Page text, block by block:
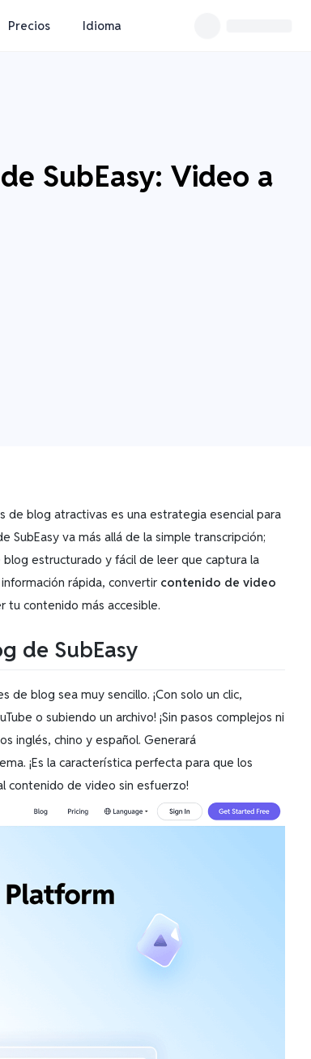
Precios Idioma
SubEasy: Video a
de blog atractivas es una estrategia esencial para
SubEasy va más allá de la simple transcripción;
estructurado y fácil de leer que captura la
rápida, convertir contenido de video
tu contenido más accesible.
de SubEasy
blog sea muy sencillo. ¡Con solo un clic,
o subiendo un archivo! ¡Sin pasos complejos ni
inglés, chino y español. Generará
¡Es la característica perfecta para que los
contenido de video sin esfuerzo!